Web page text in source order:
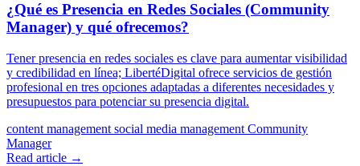
¿Qué es Presencia en Redes Sociales (Community
Manager) y qué ofrecemos?
Tener presencia en redes sociales es clave para aumentar visibilidad
y credibilidad en línea; LibertéDigital ofrece servicios de gestión
profesional en tres opciones adaptadas a diferentes necesidades y
presupuestos para potenciar su presencia digital.
content management social media management Community
Manager
Read article →